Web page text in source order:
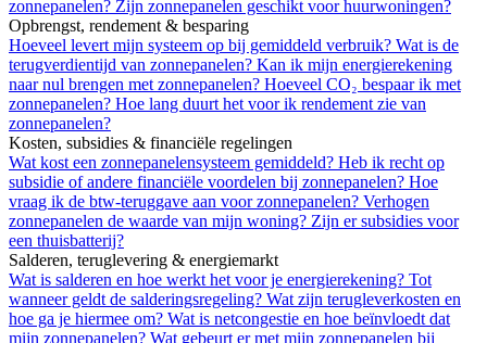
zonnepanelen? Zijn zonnepanelen geschikt voor huurwoningen?
Opbrengst, rendement & besparing
Hoeveel levert mijn systeem op bij gemiddeld verbruik? Wat is de
terugverdientijd van zonnepanelen? Kan ik mijn energierekening
naar nul brengen met zonnepanelen? Hoeveel CO₂ bespaar ik met
zonnepanelen? Hoe lang duurt het voor ik rendement zie van
zonnepanelen?
Kosten, subsidies & financiële regelingen
Wat kost een zonnepanelensysteem gemiddeld? Heb ik recht op
subsidie of andere financiële voordelen bij zonnepanelen? Hoe
vraag ik de btw-teruggave aan voor zonnepanelen? Verhogen
zonnepanelen de waarde van mijn woning? Zijn er subsidies voor
een thuisbatterij?
Salderen, teruglevering & energiemarkt
Wat is salderen en hoe werkt het voor je energierekening? Tot
wanneer geldt de salderingsregeling? Wat zijn terugleverkosten en
hoe ga je hiermee om? Wat is netcongestie en hoe beïnvloedt dat
mijn zonnepanelen? Wat gebeurt er met mijn zonnepanelen bij